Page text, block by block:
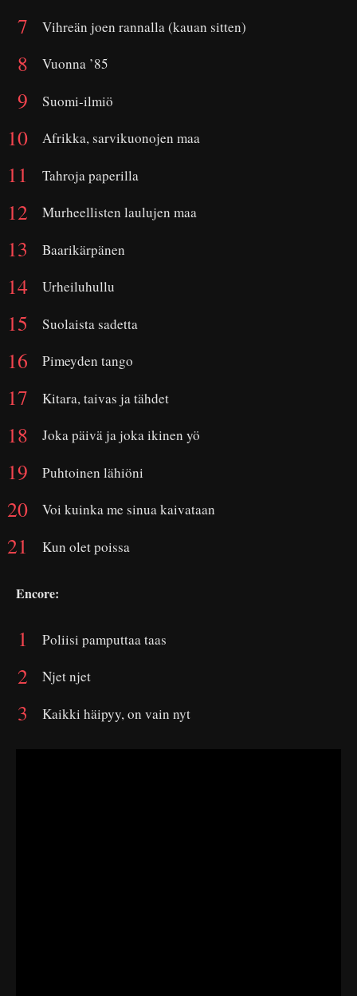
Vihreän joen rannalla (kauan sitten)
Vuonna ’85
Suomi-ilmiö
Afrikka, sarvikuonojen maa
Tahroja paperilla
Murheellisten laulujen maa
Baarikärpänen
Urheiluhullu
Suolaista sadetta
Pimeyden tango
Kitara, taivas ja tähdet
Joka päivä ja joka ikinen yö
Puhtoinen lähiöni
Voi kuinka me sinua kaivataan
Kun olet poissa
Encore:
Poliisi pamputtaa taas
Njet njet
Kaikki häipyy, on vain nyt